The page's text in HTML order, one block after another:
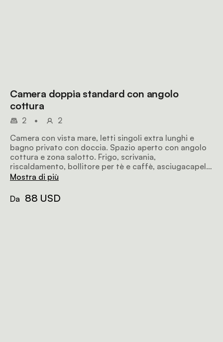
Camera doppia standard con angolo
cottura
2 •
2
Camera con vista mare, letti singoli extra lunghi e
bagno privato con doccia. Spazio aperto con angolo
cottura e zona salotto. Frigo, scrivania,
riscaldamento, bollitore per tè e caffè, asciugacapelli,
TV a schermo piatto con pacchetto DSTV hotel,
Mostra di più
Da 88 USD